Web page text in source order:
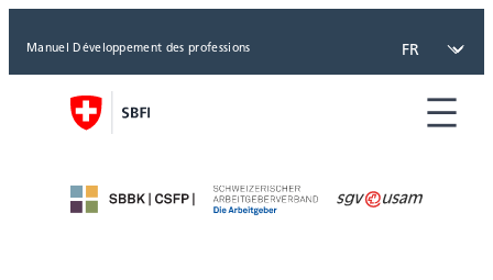
Manuel Développement des professions